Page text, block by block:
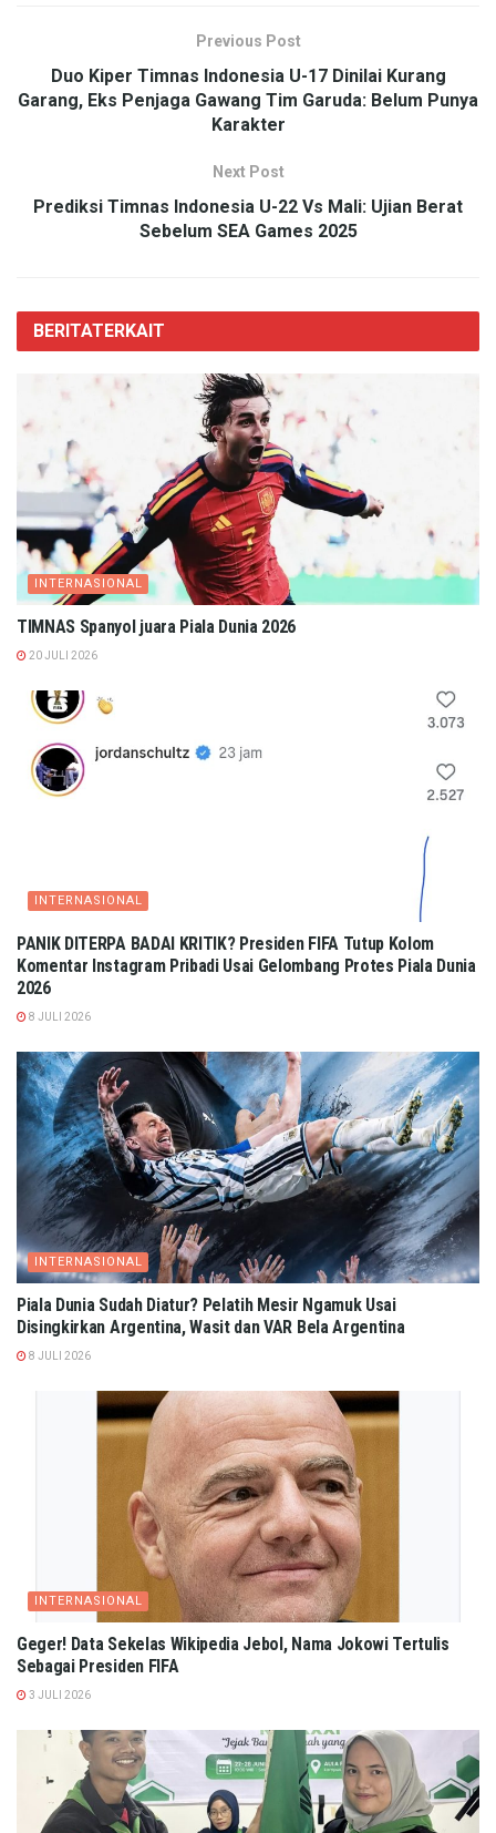
Previous Post
Duo Kiper Timnas Indonesia U-17 Dinilai Kurang
Garang, Eks Penjaga Gawang Tim Garuda: Belum Punya
Karakter
Next Post
Prediksi Timnas Indonesia U-22 Vs Mali: Ujian Berat
Sebelum SEA Games 2025
BERITATERKAIT
INTERNASIONAL
TIMNAS Spanyol juara Piala Dunia 2026
20 JULI 2026
INTERNASIONAL
PANIK DITERPA BADAI KRITIK? Presiden FIFA Tutup Kolom
Komentar Instagram Pribadi Usai Gelombang Protes Piala Dunia
2026
8 JULI 2026
INTERNASIONAL
Piala Dunia Sudah Diatur? Pelatih Mesir Ngamuk Usai
Disingkirkan Argentina, Wasit dan VAR Bela Argentina
8 JULI 2026
INTERNASIONAL
Geger! Data Sekelas Wikipedia Jebol, Nama Jokowi Tertulis
Sebagai Presiden FIFA
3 JULI 2026